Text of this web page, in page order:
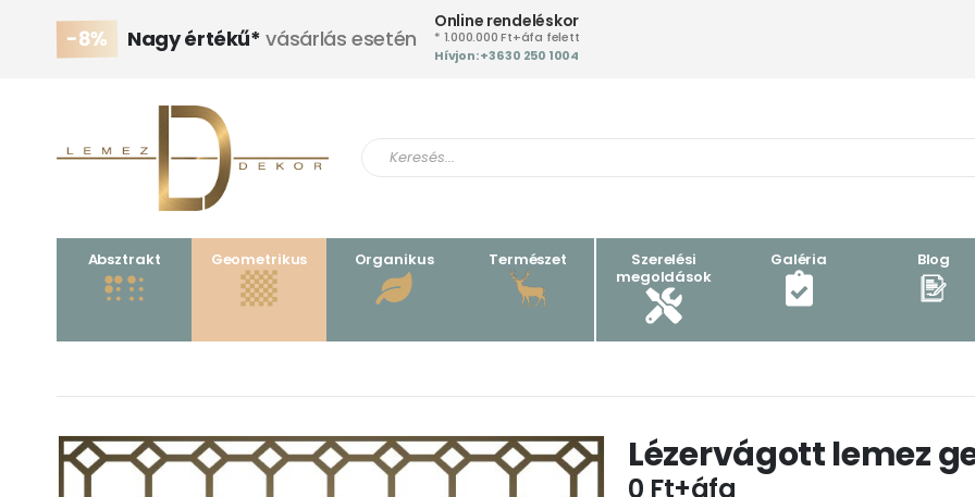
-8% Nagy értékű* vásárlás esetén
Online rendeléskor
* 1.000.000 Ft+áfa felett
Hívjon: +36 30 250 1004‬
Absztrakt Geometrikus Organikus Természet
Szerelési
megoldások
Galéria Blog
Lézervágott lemez
0 Ft+áfa